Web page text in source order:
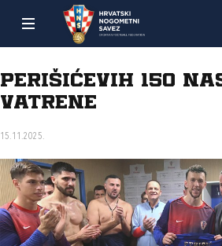
Perišićevih 150
Vatrene
15.11.2025.